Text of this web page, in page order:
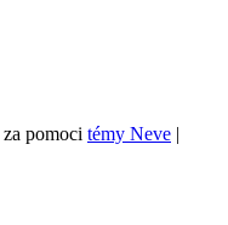
za pomoci témy Neve |